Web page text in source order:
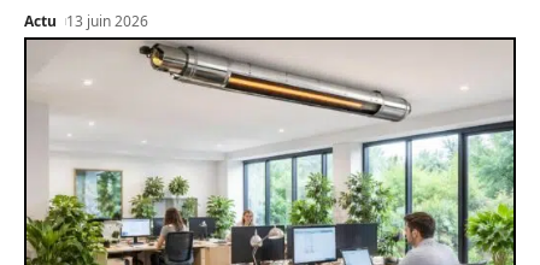
Actu 13 juin 2026